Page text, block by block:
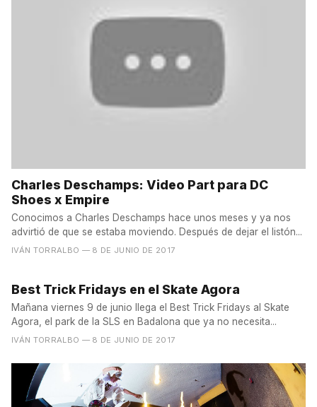
Charles Deschamps: Video Part para DC
Shoes x Empire
Conocimos a Charles Deschamps hace unos meses y ya nos
advirtió de que se estaba moviendo. Después de dejar el listón...
IVÁN TORRALBO — 8 DE JUNIO DE 2017
Best Trick Fridays en el Skate Agora
Mañana viernes 9 de junio llega el Best Trick Fridays al Skate
Agora, el park de la SLS en Badalona que ya no necesita...
IVÁN TORRALBO — 8 DE JUNIO DE 2017